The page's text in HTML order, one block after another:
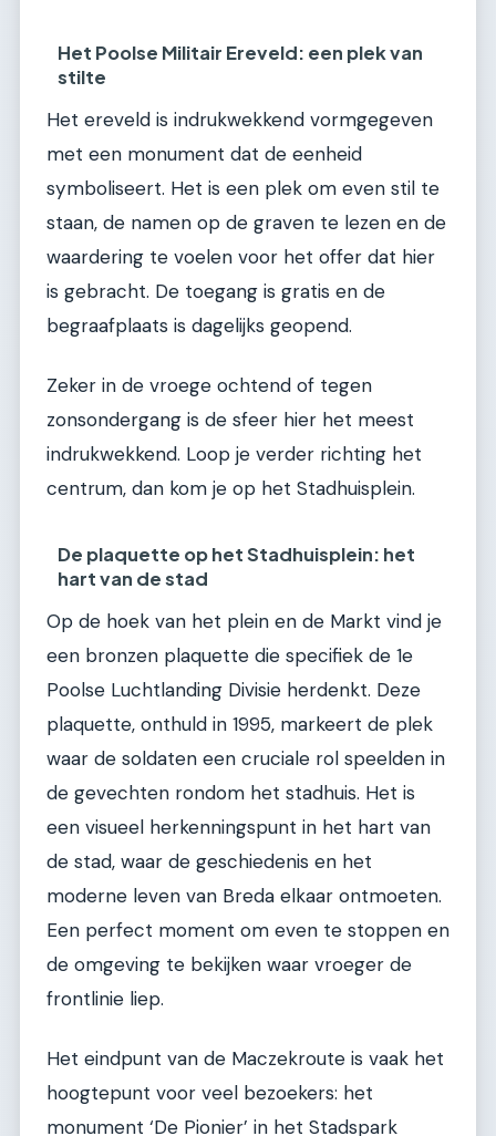
Het Poolse Militair Ereveld: een plek van
stilte
Het ereveld is indrukwekkend vormgegeven
met een monument dat de eenheid
symboliseert. Het is een plek om even stil te
staan, de namen op de graven te lezen en de
waardering te voelen voor het offer dat hier
is gebracht. De toegang is gratis en de
begraafplaats is dagelijks geopend.
Zeker in de vroege ochtend of tegen
zonsondergang is de sfeer hier het meest
indrukwekkend. Loop je verder richting het
centrum, dan kom je op het Stadhuisplein.
De plaquette op het Stadhuisplein: het
hart van de stad
Op de hoek van het plein en de Markt vind je
een bronzen plaquette die specifiek de 1e
Poolse Luchtlanding Divisie herdenkt. Deze
plaquette, onthuld in 1995, markeert de plek
waar de soldaten een cruciale rol speelden in
de gevechten rondom het stadhuis. Het is
een visueel herkenningspunt in het hart van
de stad, waar de geschiedenis en het
moderne leven van Breda elkaar ontmoeten.
Een perfect moment om even te stoppen en
de omgeving te bekijken waar vroeger de
frontlinie liep.
Het eindpunt van de Maczekroute is vaak het
hoogtepunt voor veel bezoekers: het
monument ‘De Pionier’ in het Stadspark